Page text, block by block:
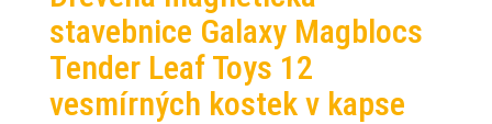
stavebnice Galaxy Magblocs
Tender Leaf Toys 12
vesmírných kostek v kapse